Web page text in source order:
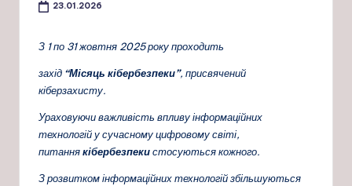
23.01.2026
З 1 по 31 жовтня 2025 року проходить
захід “Місяць кібербезпеки”, присвячений
кіберзахисту.
Ураховуючи важливість впливу інформаційних
технологій у сучасному цифровому світі,
питаннякібербезпекистосуються кожного.
З розвитком інформаційних технологій збільшуються